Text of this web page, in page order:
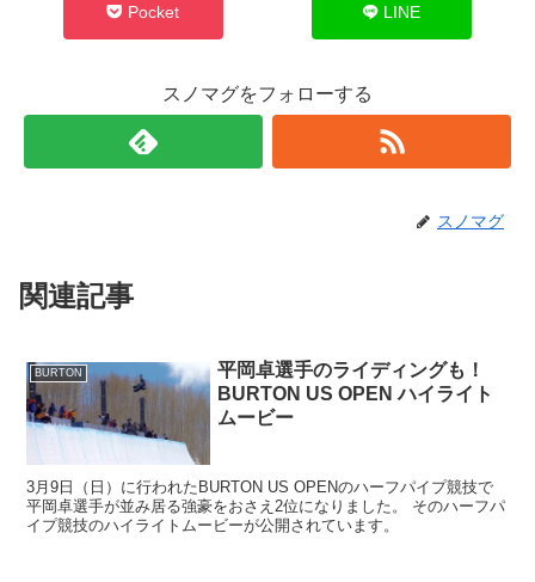
Pocket LINE
スノマグをフォローする
スノマグ
関連記事
BURTON
平岡卓選手のライディングも！
BURTON US OPEN ハイライト
ムービー
3月9日（日）に行われたBURTON US OPENのハーフパイプ競技で
平岡卓選手が並み居る強豪をおさえ2位になりました。 そのハーフパ
イプ競技のハイライトムービーが公開されています。